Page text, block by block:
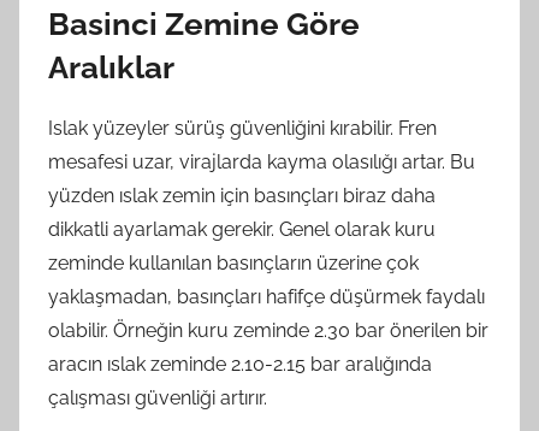
Basinci Zemine Göre
Aralıklar
Islak yüzeyler sürüş güvenliğini kırabilir. Fren
mesafesi uzar, virajlarda kayma olasılığı artar. Bu
yüzden ıslak zemin için basınçları biraz daha
dikkatli ayarlamak gerekir. Genel olarak kuru
zeminde kullanılan basınçların üzerine çok
yaklaşmadan, basınçları hafifçe düşürmek faydalı
olabilir. Örneğin kuru zeminde 2.30 bar önerilen bir
aracın ıslak zeminde 2.10-2.15 bar aralığında
çalışması güvenliği artırır.